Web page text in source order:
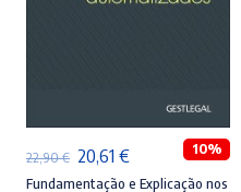
22,90€ O
preço
20,61 €O
preço
10%
Fundamentação e Explicação nos